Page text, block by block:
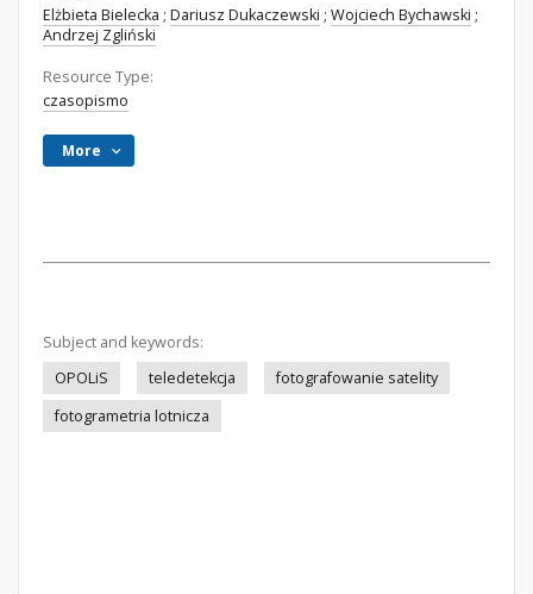
Elżbieta Bielecka ; Dariusz Dukaczewski ; Wojciech Bychawski ;
Andrzej Zgliński
Resource Type:
czasopismo
More
Subject and keywords:
OPOLiS
teledetekcja
fotografowanie satelity
fotogrametria lotnicza